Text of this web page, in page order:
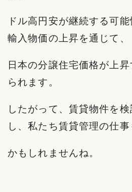
ドル高円安が継続する可能
輸入物価の上昇を通じて、
日本の分譲住宅価格が上昇
られます。
したがって、賃貸物件を
し、私たち賃貸管理の仕
かもしれませんね。